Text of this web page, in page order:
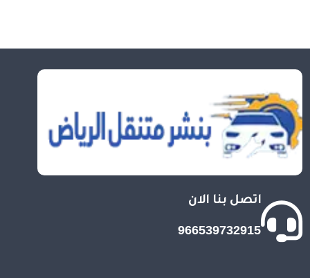
اتصل بنا الان
966539732915